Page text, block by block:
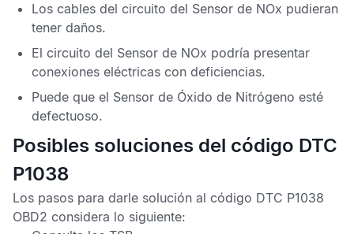
Los cables del circuito del Sensor de NOx pudieran
tener daños.
El circuito del Sensor de NOx podría presentar
conexiones eléctricas con deficiencias.
Puede que el Sensor de Óxido de Nitrógeno esté
defectuoso.
Posibles soluciones del código DTC
P1038
Los pasos para darle solución al código DTC P1038
OBD2 considera lo siguiente: